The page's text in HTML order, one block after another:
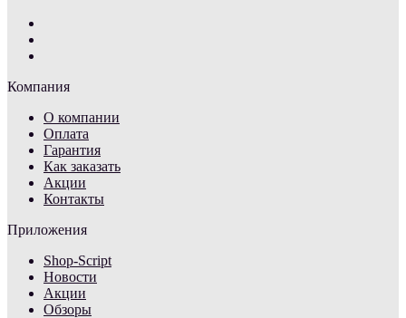
Компания
О компании
Оплата
Гарантия
Как заказать
Акции
Контакты
Приложения
Shop-Script
Новости
Акции
Обзоры